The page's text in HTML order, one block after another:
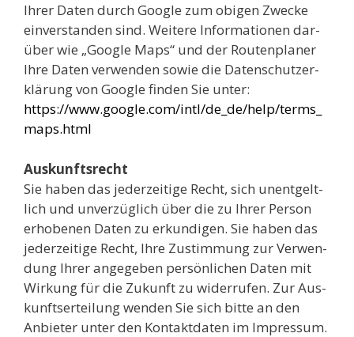
Ihrer Daten durch Goog­le zum obi­gen Zwe­cke
ein­ver­stan­den sind. Wei­te­re Infor­ma­tio­nen dar­
über wie „Goog­le Maps“ und der Rou­ten­pla­ner
Ihre Daten ver­wen­den sowie die Daten­schutz­er­
klä­rung von Goog­le fin­den Sie unter:
https://www.google.com/intl/de_de/help/terms_
maps.html
Aus­kunfts­recht
Sie haben das jeder­zei­ti­ge Recht, sich unent­gelt­
lich und unver­züg­lich über die zu Ihrer Per­son
erho­be­nen Daten zu erkun­di­gen. Sie haben das
jeder­zei­ti­ge Recht, Ihre Zustim­mung zur Ver­wen­
dung Ihrer ange­ge­ben per­sön­li­chen Daten mit
Wir­kung für die Zukunft zu wider­ru­fen. Zur Aus­
kunfts­er­tei­lung wen­den Sie sich bit­te an den
Anbie­ter unter den Kon­takt­da­ten im Impres­sum.